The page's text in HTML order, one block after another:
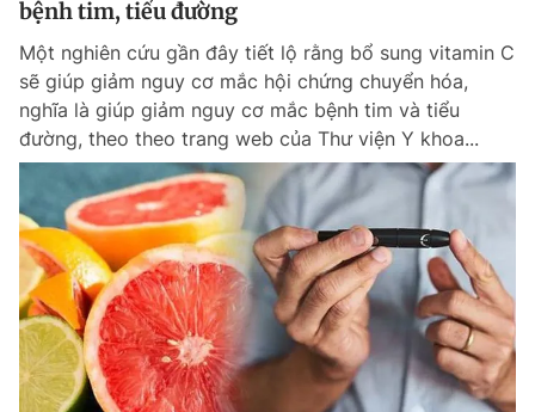
bệnh tim, tiểu đường
Một nghiên cứu gần đây tiết lộ rằng bổ sung vitamin C
sẽ giúp giảm nguy cơ mắc hội chứng chuyển hóa,
nghĩa là giúp giảm nguy cơ mắc bệnh tim và tiểu
đường, theo theo trang web của Thư viện Y khoa...